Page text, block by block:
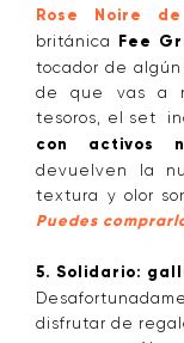
Rose Noire
británica
Fee
tocador de
de que vas a
tesoros, el set
con activos
devuelven la
textura y olor
Puedes
5. Solidario:
disfrutar de